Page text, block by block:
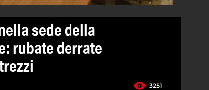
sede della
rubate derrate
3251